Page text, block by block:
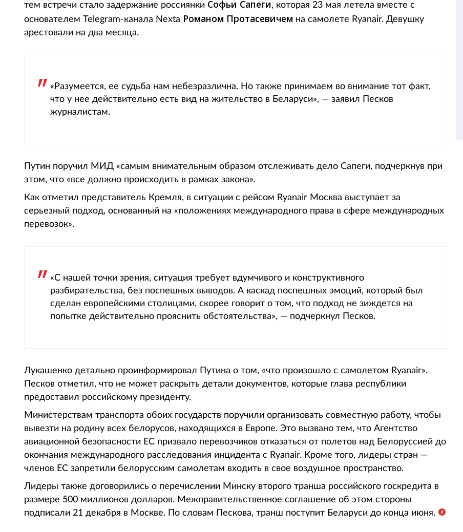
тем встречи стало задержание россиянки Софьи Сапеги, которая 23 мая летела вместе с
основателем Telegram-канала Nexta Романом Протасевичем на самолете Ryanair. Девушку
арестовали на два месяца.
«Разумеется, ее судьба нам небезразлична. Но также принимаем во внимание тот факт,
что у нее действительно есть вид на жительство в Беларуси», — заявил Песков
журналистам.
Путин поручил МИД «самым внимательным образом отслеживать дело Сапеги, подчеркнув при
этом, что «все должно происходить в рамках закона».
Как отметил представитель Кремля, в ситуации с рейсом Ryanair Москва выступает за
серьезный подход, основанный на «положениях международного права в сфере международных
перевозок».
«С нашей точки зрения, ситуация требует вдумчивого и конструктивного
разбирательства, без поспешных выводов. А каскад поспешных эмоций, который был
сделан европейскими столицами, скорее говорит о том, что подход не зиждется на
попытке действительно прояснить обстоятельства», — подчеркнул Песков.
Лукашенко детально проинформировал Путина о том, «что произошло с самолетом Ryanair».
Песков отметил, что не может раскрыть детали документов, которые глава республики
предоставил российскому президенту.
Министерствам транспорта обоих государств поручили организовать совместную работу, чтобы
вывезти на родину всех белорусов, находящихся в Европе. Это вызвано тем, что Агентство
авиационной безопасности ЕС призвало перевозчиков отказаться от полетов над Белоруссией до
окончания международного расследования инцидента с Ryanair. Кроме того, лидеры стран —
членов ЕС запретили белорусским самолетам входить в свое воздушное пространство.
Лидеры также договорились о перечислении Минску второго транша российского госкредита в
размере 500 миллионов долларов. Межправительственное соглашение об этом стороны
подписали 21 декабря в Москве. По словам Пескова, транш поступит Беларуси до конца июня.